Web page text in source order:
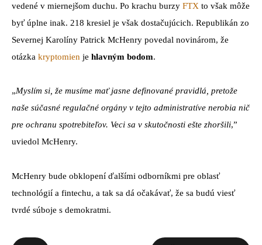
vedené v miernejšom duchu. Po krachu burzy FTX to však môže
byť úplne inak. 218 kresiel je však dostačujúcich. Republikán zo
Severnej Karolíny Patrick McHenry povedal novinárom, že
otázka kryptomien je hlavným bodom.
„Myslím si, že musíme mať jasne definované pravidlá, pretože
naše súčasné regulačné orgány v tejto administratíve nerobia nič
pre ochranu spotrebiteľov. Veci sa v skutočnosti ešte zhoršili,”
uviedol McHenry.
McHenry bude obklopení ďalšími odborníkmi pre oblasť
technológií a fintechu, a tak sa dá očakávať, že sa budú viesť
tvrdé súboje s demokratmi.